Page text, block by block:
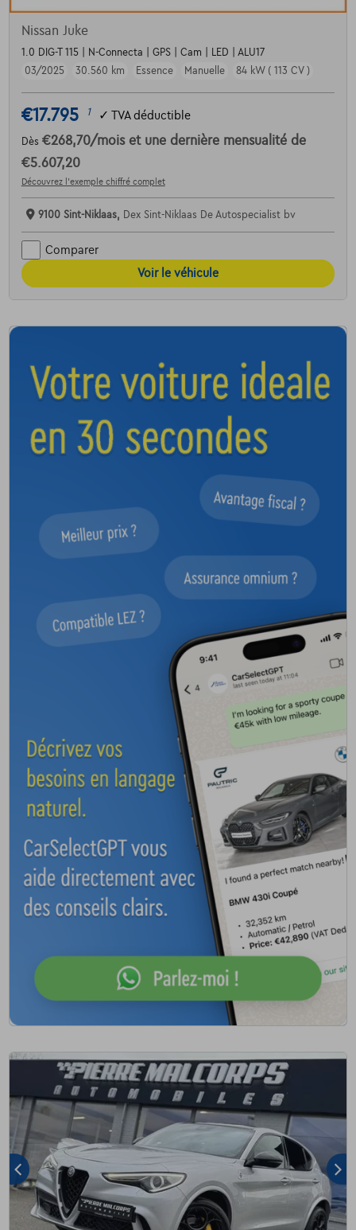
Nissan Juke
1.0 DIG-T 115 | N-Connecta | GPS | Cam | LED | ALU17
03/2025
30.560 km Essence Manuelle 84 kW ( 113 CV )
€17.795 1 ✓ TVA déductible
Dès €268,70/mois et une dernière mensualité de
€5.607,20
Découvrez l’exemple chiffré complet
9100 Sint-Niklaas, Dex Sint-Niklaas De Autospecialist bv
Comparer
Voir le véhicule